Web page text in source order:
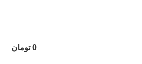
0 تومان